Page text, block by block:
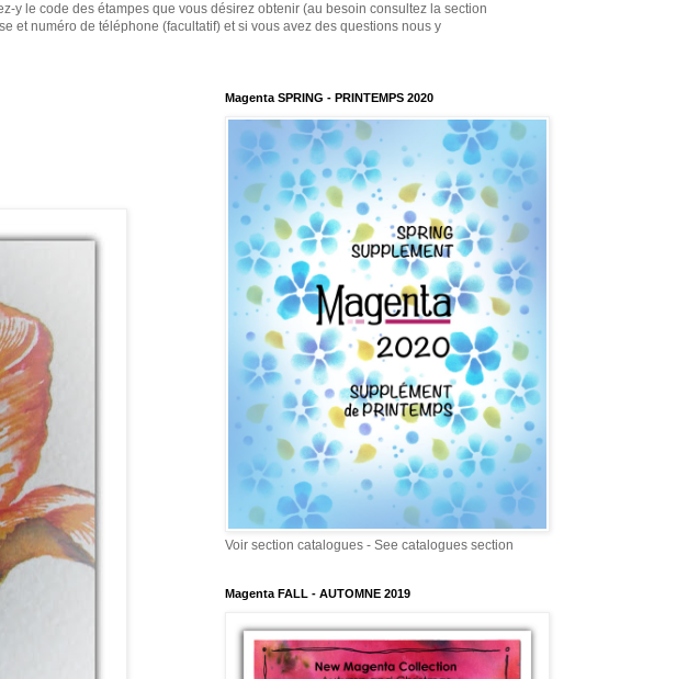
y le code des étampes que vous désirez obtenir (au besoin consultez la section
et numéro de téléphone (facultatif) et si vous avez des questions nous y
Magenta SPRING - PRINTEMPS 2020
Voir section catalogues - See catalogues section
Magenta FALL - AUTOMNE 2019